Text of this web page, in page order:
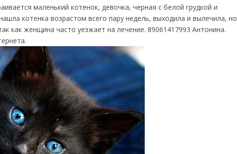
маленький котенок, девочка, черная с белой грудкой и
котенка возрастом всего пару недель, выходила и вылечила, но
как женщина часто уезжает на лечение. 89061417993 Антонина.